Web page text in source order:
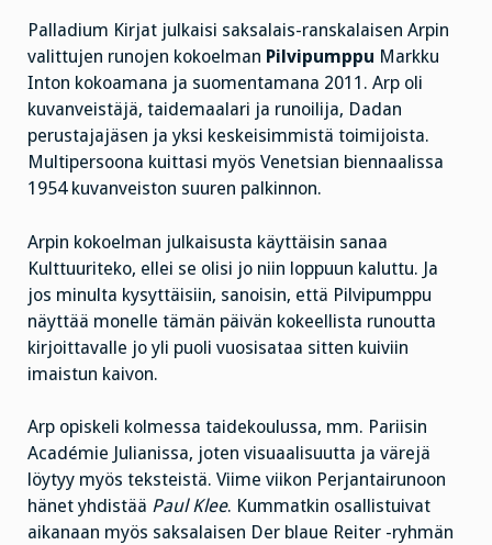
Palladium Kirjat julkaisi saksalais-ranskalaisen Arpin
valittujen runojen kokoelman Pilvipumppu Markku
Inton kokoamana ja suomentamana 2011. Arp oli
kuvanveistäjä, taidemaalari ja runoilija, Dadan
perustajajäsen ja yksi keskeisimmistä toimijoista.
Multipersoona kuittasi myös Venetsian biennaalissa
1954 kuvanveiston suuren palkinnon.
Arpin kokoelman julkaisusta käyttäisin sanaa
Kulttuuriteko, ellei se olisi jo niin loppuun kaluttu. Ja
jos minulta kysyttäisiin, sanoisin, että Pilvipumppu
näyttää monelle tämän päivän kokeellista runoutta
kirjoittavalle jo yli puoli vuosisataa sitten kuiviin
imaistun kaivon.
Arp opiskeli kolmessa taidekoulussa, mm. Pariisin
Académie Julianissa, joten visuaalisuutta ja värejä
löytyy myös teksteistä. Viime viikon Perjantairunoon
hänet yhdistää Paul Klee. Kummatkin osallistuivat
aikanaan myös saksalaisen Der blaue Reiter -ryhmän